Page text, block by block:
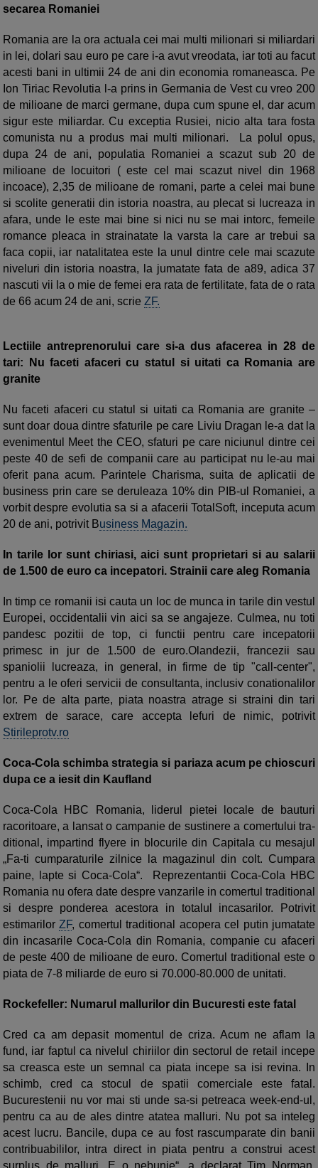
secarea Romaniei
Romania are la ora actuala cei mai multi milionari si miliardari
in lei, dolari sau euro pe care i-a avut vreodata, iar toti au facut
acesti bani in ultimii 24 de ani din economia romaneasca. Pe
Ion Tiriac Revolutia l-a prins in Germania de Vest cu vreo 200
de milioane de marci germane, dupa cum spune el, dar acum
sigur este miliardar. Cu exceptia Rusiei, nicio alta tara fosta
comunista nu a produs mai multi milionari. La polul opus,
dupa 24 de ani, populatia Romaniei a scazut sub 20 de
milioane de locuitori ( este cel mai scazut nivel din 1968
incoace), 2,35 de milioane de romani, parte a celei mai bune
si scolite generatii din istoria noastra, au plecat si lucreaza in
afara, unde le este mai bine si nici nu se mai intorc, femeile
romance pleaca in strainatate la varsta la care ar trebui sa
faca copii, iar natalitatea este la unul dintre cele mai scazute
niveluri din istoria noastra, la jumatate fata de a89, adica 37
nascuti vii la o mie de femei era rata de fertilitate, fata de o rata
de 66 acum 24 de ani, scrie ZF.
Lectiile antreprenorului care si-a dus afacerea in 28 de
tari: Nu faceti afaceri cu statul si uitati ca Romania are
granite
Nu faceti afaceri cu statul si uitati ca Romania are granite –
sunt doar doua dintre sfaturile pe care Liviu Dragan le-a dat la
evenimentul Meet the CEO, sfaturi pe care niciunul dintre cei
peste 40 de sefi de companii care au participat nu le-au mai
oferit pana acum. Parintele Charisma, suita de aplicatii de
business prin care se deruleaza 10% din PIB-ul Romaniei, a
vorbit despre evolutia sa si a afacerii TotalSoft, inceputa acum
20 de ani, potrivit Business Magazin.
In tarile lor sunt chiriasi, aici sunt proprietari si au salarii
de 1.500 de euro ca incepatori. Strainii care aleg Romania
In timp ce romanii isi cauta un loc de munca in tarile din vestul
Europei, occidentalii vin aici sa se angajeze. Culmea, nu toti
pandesc pozitii de top, ci functii pentru care incepatorii
primesc in jur de 1.500 de euro.Olandezii, francezii sau
spaniolii lucreaza, in general, in firme de tip "call-center",
pentru a le oferi servicii de consultanta, inclusiv conationalilor
lor. Pe de alta parte, piata noastra atrage si straini din tari
extrem de sarace, care accepta lefuri de nimic, potrivit
Stirileprotv.ro
Coca-Cola schimba strategia si pariaza acum pe chioscuri
dupa ce a iesit din Kaufland
Coca-Cola HBC Romania, liderul pietei locale de bau­turi
racoritoare, a lansat o campanie de sustinere a co­mer­tului tra­
ditional, impartind flyere in blocurile din Ca­pitala cu me­sajul
„Fa-ti cumparaturile zilnice la magazinul din colt. Cumpara
paine, lapte si Coca-Cola“. Reprezentantii Coca-Cola HBC
Romania nu ofera date des­pre vanzarile in comertul traditional
si despre ponderea aces­­tora in totalul incasarilor. Potrivit
estimarilorZF, co­mer­tul traditional acopera cel putin jumatate
din incasarile Coca-Cola din Romania, companie cu afaceri
de peste 400 de milioane de euro. Comertul traditional este o
piata de 7-8 miliarde de euro si 70.000-80.000 de unitati.
Rockefeller: Numarul mallurilor din Bucuresti este fatal
Cred ca am depasit momentul de criza. Acum ne aflam la
fund, iar faptul ca nivelul chiriilor din sectorul de retail incepe
sa creasca este un semnal ca piata incepe sa isi revina. In
schimb, cred ca stocul de spatii comerciale este fatal.
Bucurestenii nu vor mai sti unde sa-si petreaca week-end-ul,
pentru ca au de ales dintre atatea malluri. Nu pot sa inteleg
acest lucru. Bancile, dupa ce au fost rascumparate din banii
contribuabililor, intra direct in piata pentru a construi acest